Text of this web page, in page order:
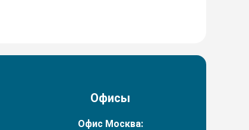
Офисы
Офис Москва: